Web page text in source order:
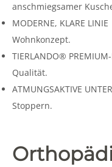
anschmiegsamer
MODERNE, KLARE
Wohnkonzept.
TIERLANDO®
Qualität.
ATMUNGSAKTIVE
Stoppern.